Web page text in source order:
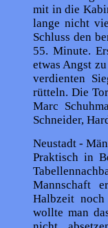
mit in die
lange nicht
Schluss den
55. Minute.
etwas Angst
verdienten
rütteln. Die
Marc
Schneider,
Neustadt -
Praktisch in
Mannschaft
Halbzeit
wollte man